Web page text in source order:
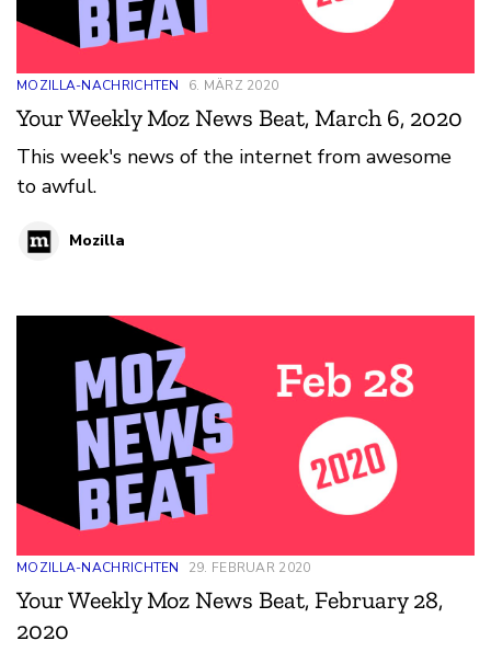
MOZILLA-NACHRICHTEN 6. MÄRZ 2020
Your Weekly Moz News Beat, March 6, 2020
This week's news of the internet from awesome
to awful.
Mozilla
MOZILLA-NACHRICHTEN 29. FEBRUAR 2020
Your Weekly Moz News Beat, February 28,
2020